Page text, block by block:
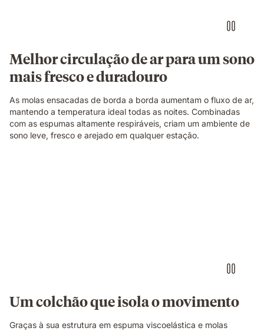
Melhor circulação de ar para um sono
mais fresco e duradouro
As molas ensacadas de borda a borda aumentam o fluxo de ar,
mantendo a temperatura ideal todas as noites. Combinadas
com as espumas altamente respiráveis, criam um ambiente de
sono leve, fresco e arejado em qualquer estação.
interrupções.
Um colchão que isola o movimento
Graças à sua estrutura em espuma viscoelástica e molas